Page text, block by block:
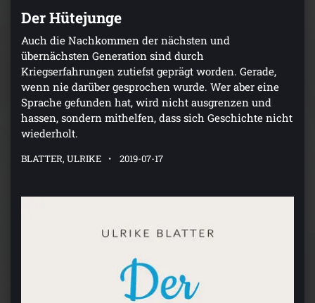
Der Hütejunge
Auch die Nachkommen der nächsten und
übernächsten Generation sind durch
Kriegserfahrungen zutiefst geprägt worden. Gerade,
wenn nie darüber gesprochen wurde. Wer aber eine
Sprache gefunden hat, wird nicht ausgrenzen und
hassen, sondern mithelfen, dass sich Geschichte nicht
wiederholt.
BLATTER, ULRIKE 2019-07-17